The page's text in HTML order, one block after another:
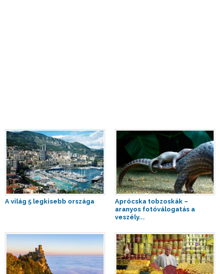
A világ 5 legkisebb országa
Aprócska tobzoskák –
aranyos fotóválogatás a
veszély...